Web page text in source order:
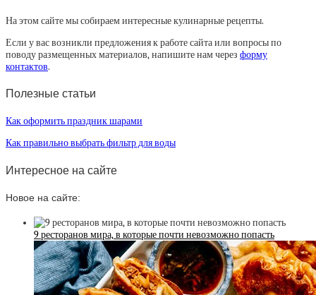
На этом сайте мы собираем интересные кулинарные рецепты.
Если у вас возникли предложения к работе сайта или вопросы по
поводу размещенных материалов, напишите нам через форму
контактов.
Полезные статьи
Как оформить праздник шарами
Как правильно выбрать фильтр для воды
Интересное на сайте
Новое на сайте:
9 ресторанов мира, в которые почти невозможно попасть